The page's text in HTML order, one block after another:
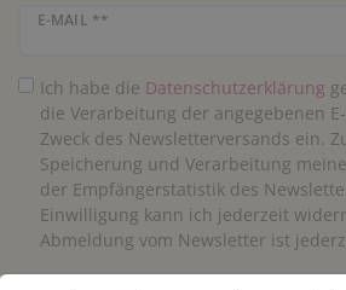
E-MAIL **
Newsletter Honig
Ich habe die Daten­schutz­erklärung
die Verarbeitung der angegebenen
Zweck des Newsletterversands ein.
Speicherung und Verarbeitung
der Empfängerstatistik des
Einwilligung kann ich jederzeit
Abmeldung vom Newsletter ist